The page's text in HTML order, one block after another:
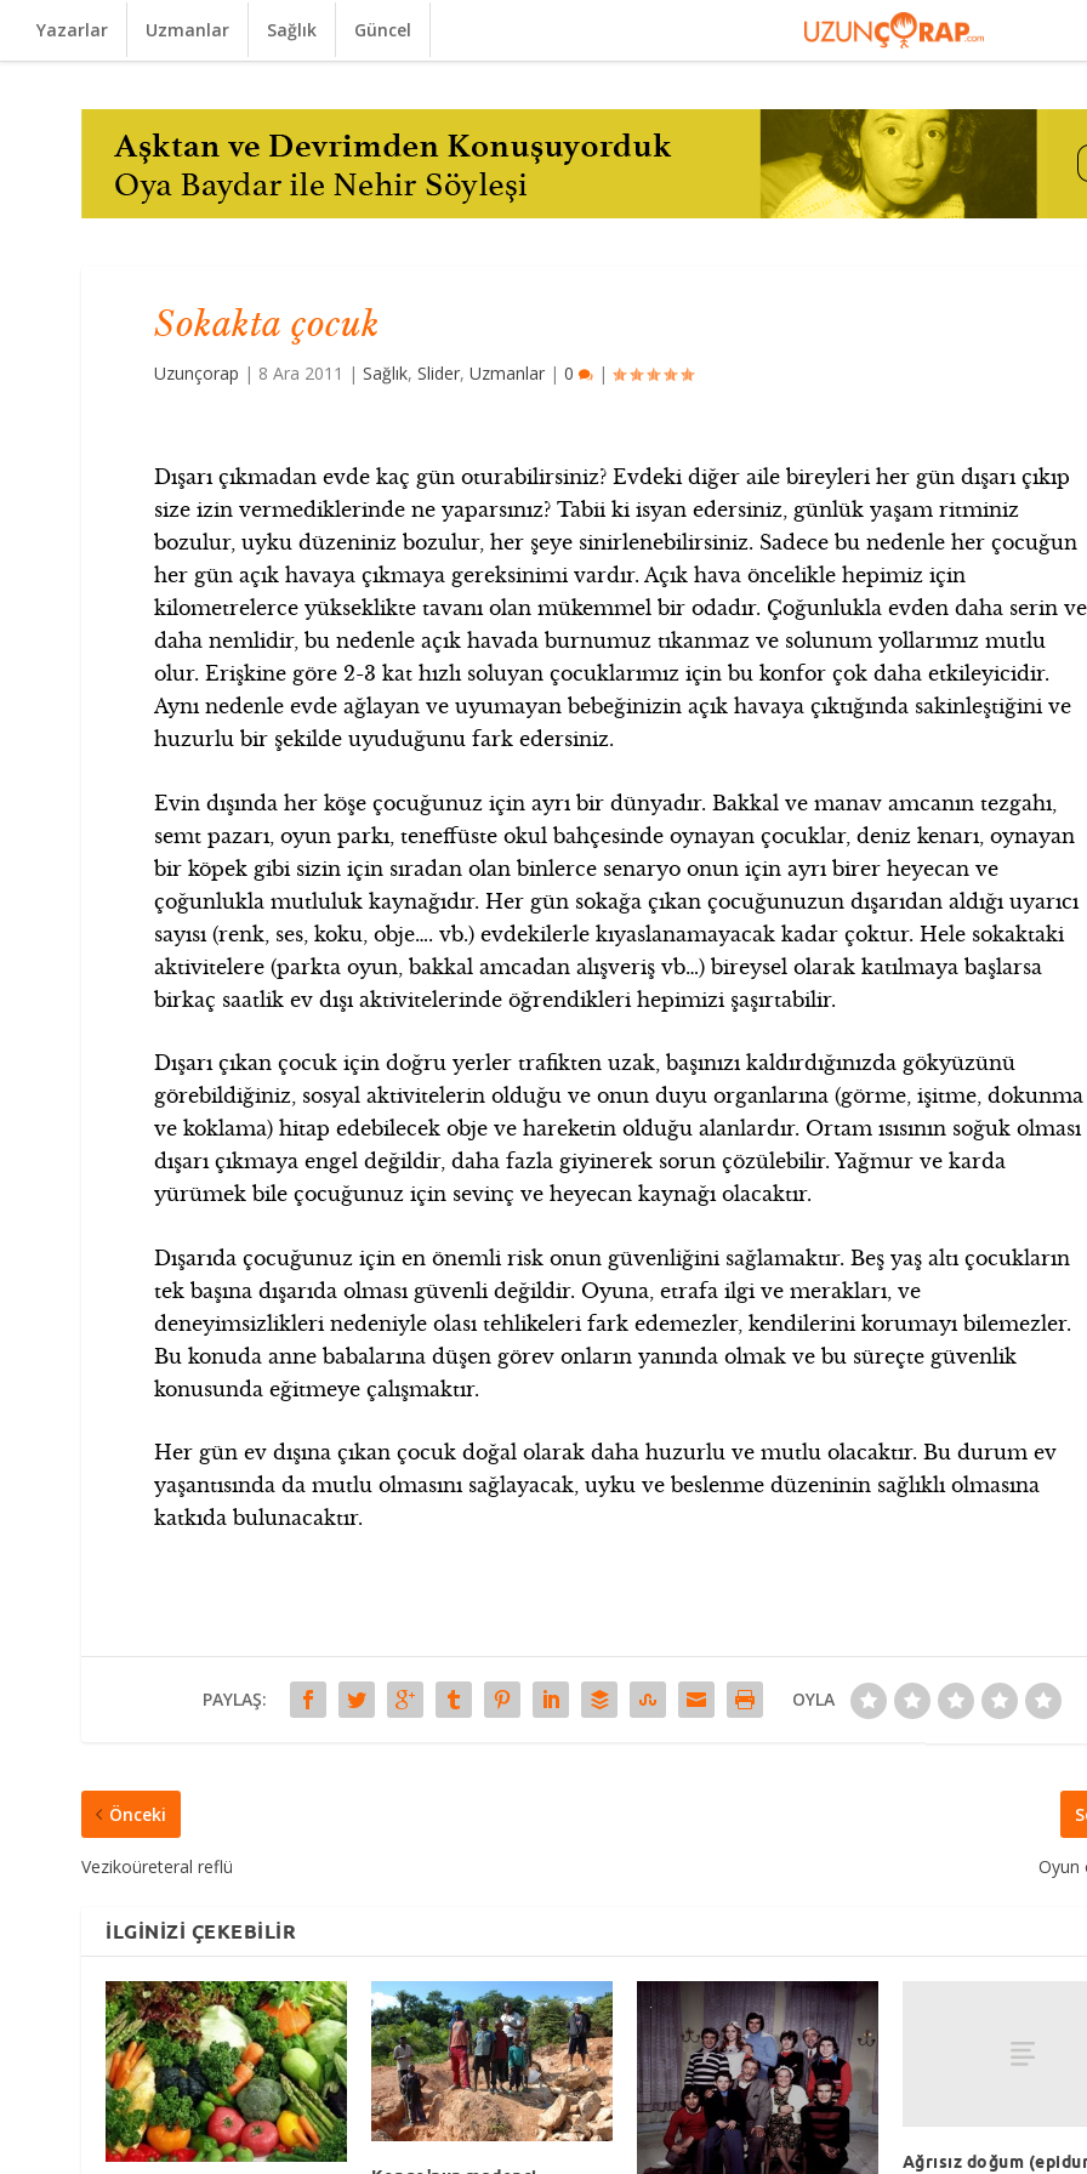
Yazarlar Uzmanlar Sağlık Güncel
Sokakta çocuk
Uzunçorap | 8 Ara 2011 |Sağlık,Slider,Uzmanlar |0 |
Dışarı çıkmadan evde kaç gün oturabilirsiniz? Evdeki diğer aile bireyleri her gün dışarı çıkıp
size izin vermediklerinde ne yaparsınız? Tabii ki isyan edersiniz, günlük yaşam ritminiz
bozulur, uyku düzeniniz bozulur, her şeye sinirlenebilirsiniz. Sadece bu nedenle her çocuğun
her gün açık havaya çıkmaya gereksinimi vardır. Açık hava öncelikle hepimiz için
kilometrelerce yükseklikte tavanı olan mükemmel bir odadır. Çoğunlukla evden daha serin ve
daha nemlidir, bu nedenle açık havada burnumuz tıkanmaz ve solunum yollarımız mutlu
olur. Erişkine göre 2-3 kat hızlı soluyan çocuklarımız için bu konfor çok daha etkileyicidir.
Aynı nedenle evde ağlayan ve uyumayan bebeğinizin açık havaya çıktığında sakinleştiğini ve
huzurlu bir şekilde uyuduğunu fark edersiniz.
Evin dışında her köşe çocuğunuz için ayrı bir dünyadır. Bakkal ve manav amcanın tezgahı,
semt pazarı, oyun parkı, teneffüste okul bahçesinde oynayan çocuklar, deniz kenarı, oynayan
bir köpek gibi sizin için sıradan olan binlerce senaryo onun için ayrı birer heyecan ve
çoğunlukla mutluluk kaynağıdır. Her gün sokağa çıkan çocuğunuzun dışarıdan aldığı uyarıcı
sayısı (renk, ses, koku, obje…. vb.) evdekilerle kıyaslanamayacak kadar çoktur. Hele sokaktaki
aktivitelere (parkta oyun, bakkal amcadan alışveriş vb…) bireysel olarak katılmaya başlarsa
birkaç saatlik ev dışı aktivitelerinde öğrendikleri hepimizi şaşırtabilir.
Dışarı çıkan çocuk için doğru yerler trafikten uzak, başınızı kaldırdığınızda gökyüzünü
görebildiğiniz, sosyal aktivitelerin olduğu ve onun duyu organlarına (görme, işitme, dokunma
ve koklama) hitap edebilecek obje ve hareketin olduğu alanlardır. Ortam ısısının soğuk olması
dışarı çıkmaya engel değildir, daha fazla giyinerek sorun çözülebilir. Yağmur ve karda
yürümek bile çocuğunuz için sevinç ve heyecan kaynağı olacaktır.
Dışarıda çocuğunuz için en önemli risk onun güvenliğini sağlamaktır. Beş yaş altı çocukların
tek başına dışarıda olması güvenli değildir. Oyuna, etrafa ilgi ve merakları, ve
deneyimsizlikleri nedeniyle olası tehlikeleri fark edemezler, kendilerini korumayı bilemezler.
Bu konuda anne babalarına düşen görev onların yanında olmak ve bu süreçte güvenlik
konusunda eğitmeye çalışmaktır.
Her gün ev dışına çıkan çocuk doğal olarak daha huzurlu ve mutlu olacaktır. Bu durum ev
yaşantısında da mutlu olmasını sağlayacak, uyku ve beslenme düzeninin sağlıklı olmasına
katkıda bulunacaktır.
PAYLAŞ: OYLA
Önceki
Vezikoüreteral reflü Oyun
İLGINIZI ÇEKEBILIR
Ağrısız doğum